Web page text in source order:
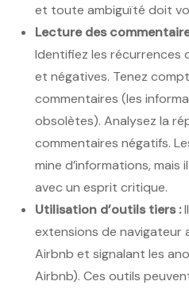
et toute ambiguïté doit
Lecture des
Identifiez les récurrences
et négatives. Tenez
commentaires (les
obsolètes). Analysez la
commentaires négatifs.
mine d’informations,
avec un esprit critique.
Utilisation d’outils tiers :
extensions de navigateur
Airbnb et signalant les
Airbnb). Ces outils